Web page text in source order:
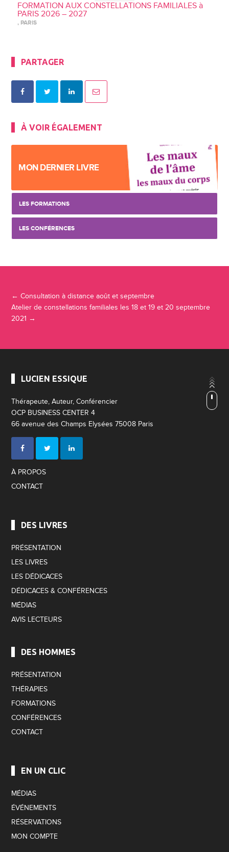
FORMATION AUX CONSTELLATIONS FAMILIALES à
PARIS 2026 – 2027
, PARIS
PARTAGER
À VOIR ÉGALEMENT
MON DERNIER LIVRE
LES FORMATIONS
LES CONFÉRENCES
← Consultation à distance août et septembre
Atelier de constellations familiales les 18 et 19 et 20 septembre
2021 →
LUCIEN ESSIQUE
Thérapeute, Auteur, Conférencier
OCP BUSINESS CENTER 4
66 avenue des Champs Elysées 75008 Paris
À PROPOS
CONTACT
DES LIVRES
PRÉSENTATION
LES LIVRES
LES DÉDICACES
DÉDICACES & CONFÉRENCES
MÉDIAS
AVIS LECTEURS
DES HOMMES
PRÉSENTATION
THÉRAPIES
FORMATIONS
CONFÉRENCES
CONTACT
EN UN CLIC
MÉDIAS
ÉVÉNEMENTS
RÉSERVATIONS
MON COMPTE